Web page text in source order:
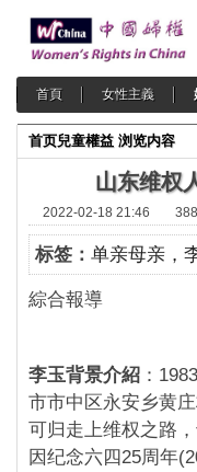
首頁 女性主義
首页兒童權益 浏览内容
山东维权
2022-02-18 21:46
标签： 单亲母亲，
綜合報導
李玉背景介紹 ：
市市中区永安乡黄
可归走上维权之路
因纪念六四25周年